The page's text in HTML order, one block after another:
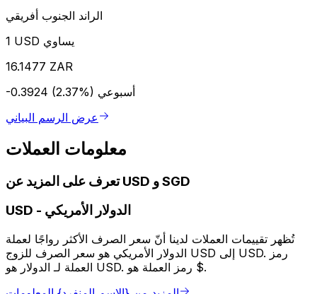
الراند الجنوب أفريقي
1 USD يساوي
16.1477 ZAR
-0.3924 (2.37%) أسبوعي
عرض الرسم البياني
معلومات العملات
تعرف على المزيد عن USD و SGD
USD - الدولار الأمريكي
تُظهر تقييمات العملات لدينا أنّ سعر الصرف الأكثر رواجًا لعملة
الدولار الأمريكي هو سعر الصرف للزوج USD إلى USD. رمز
العملة لـ الدولار هو USD. رمز العملة هو $.